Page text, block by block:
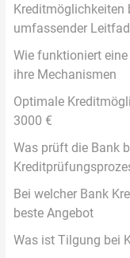
Kreditmöglichkeiten
umfassender
Wie funktioniert
ihre Mechanismen
Optimale
3000 €
Was prüft die Bank
Bei welcher Bank
beste Angebot
Was ist Tilgung bei